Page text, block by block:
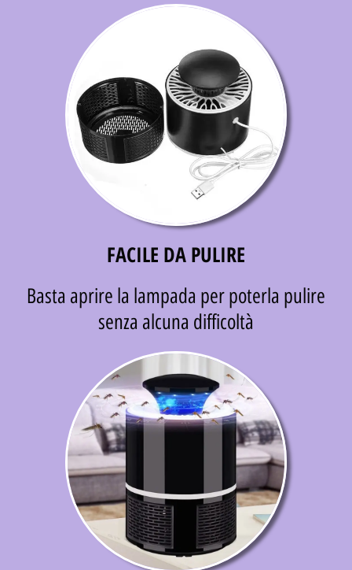
FACILE DA PULIRE
Basta aprire la lampada per poterla pulire
senza alcuna difficoltà